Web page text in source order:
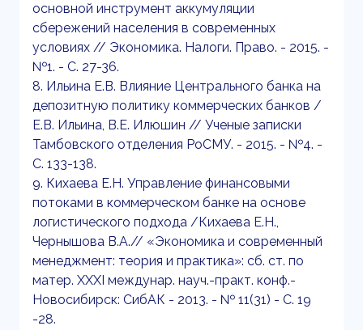
основной инструмент аккумуляции
сбережений населения в современных
условиях // Экономика. Налоги. Право. - 2015. -
№1. - С. 27-36.
8. Ильина Е.В. Влияние Центрального банка на
депозитную политику коммерческих банков /
Е.В. Ильина, В.Е. Илюшин // Ученые записки
Тамбовского отделения РоСМУ. - 2015. - №4. -
С. 133-138.
9. Кихаева Е.Н. Управление финансовыми
потоками в коммерческом банке на основе
логистического подхода /Кихаева Е.Н.,
Чернышова В.А.// «Экономика и современный
менеджмент: теория и практика»: сб. ст. по
матер. XXXI междунар. науч.-практ. конф.-
Новосибирск: СибАК - 2013. - № 11(31) - С. 19
-28.